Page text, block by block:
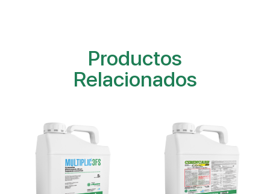
Productos
Relacionados